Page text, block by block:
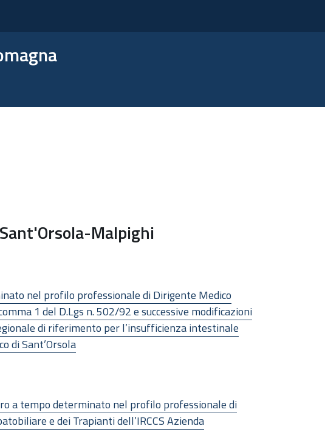
Malpighi
nel profilo professionale di Dirigente Medico
1 del D.Lgs n. 502/92 e successive modificazioni
di riferimento per l’insufficienza intestinale
di Sant’Orsola
a tempo determinato nel profilo professionale di
e dei Trapianti dell’IRCCS Azienda